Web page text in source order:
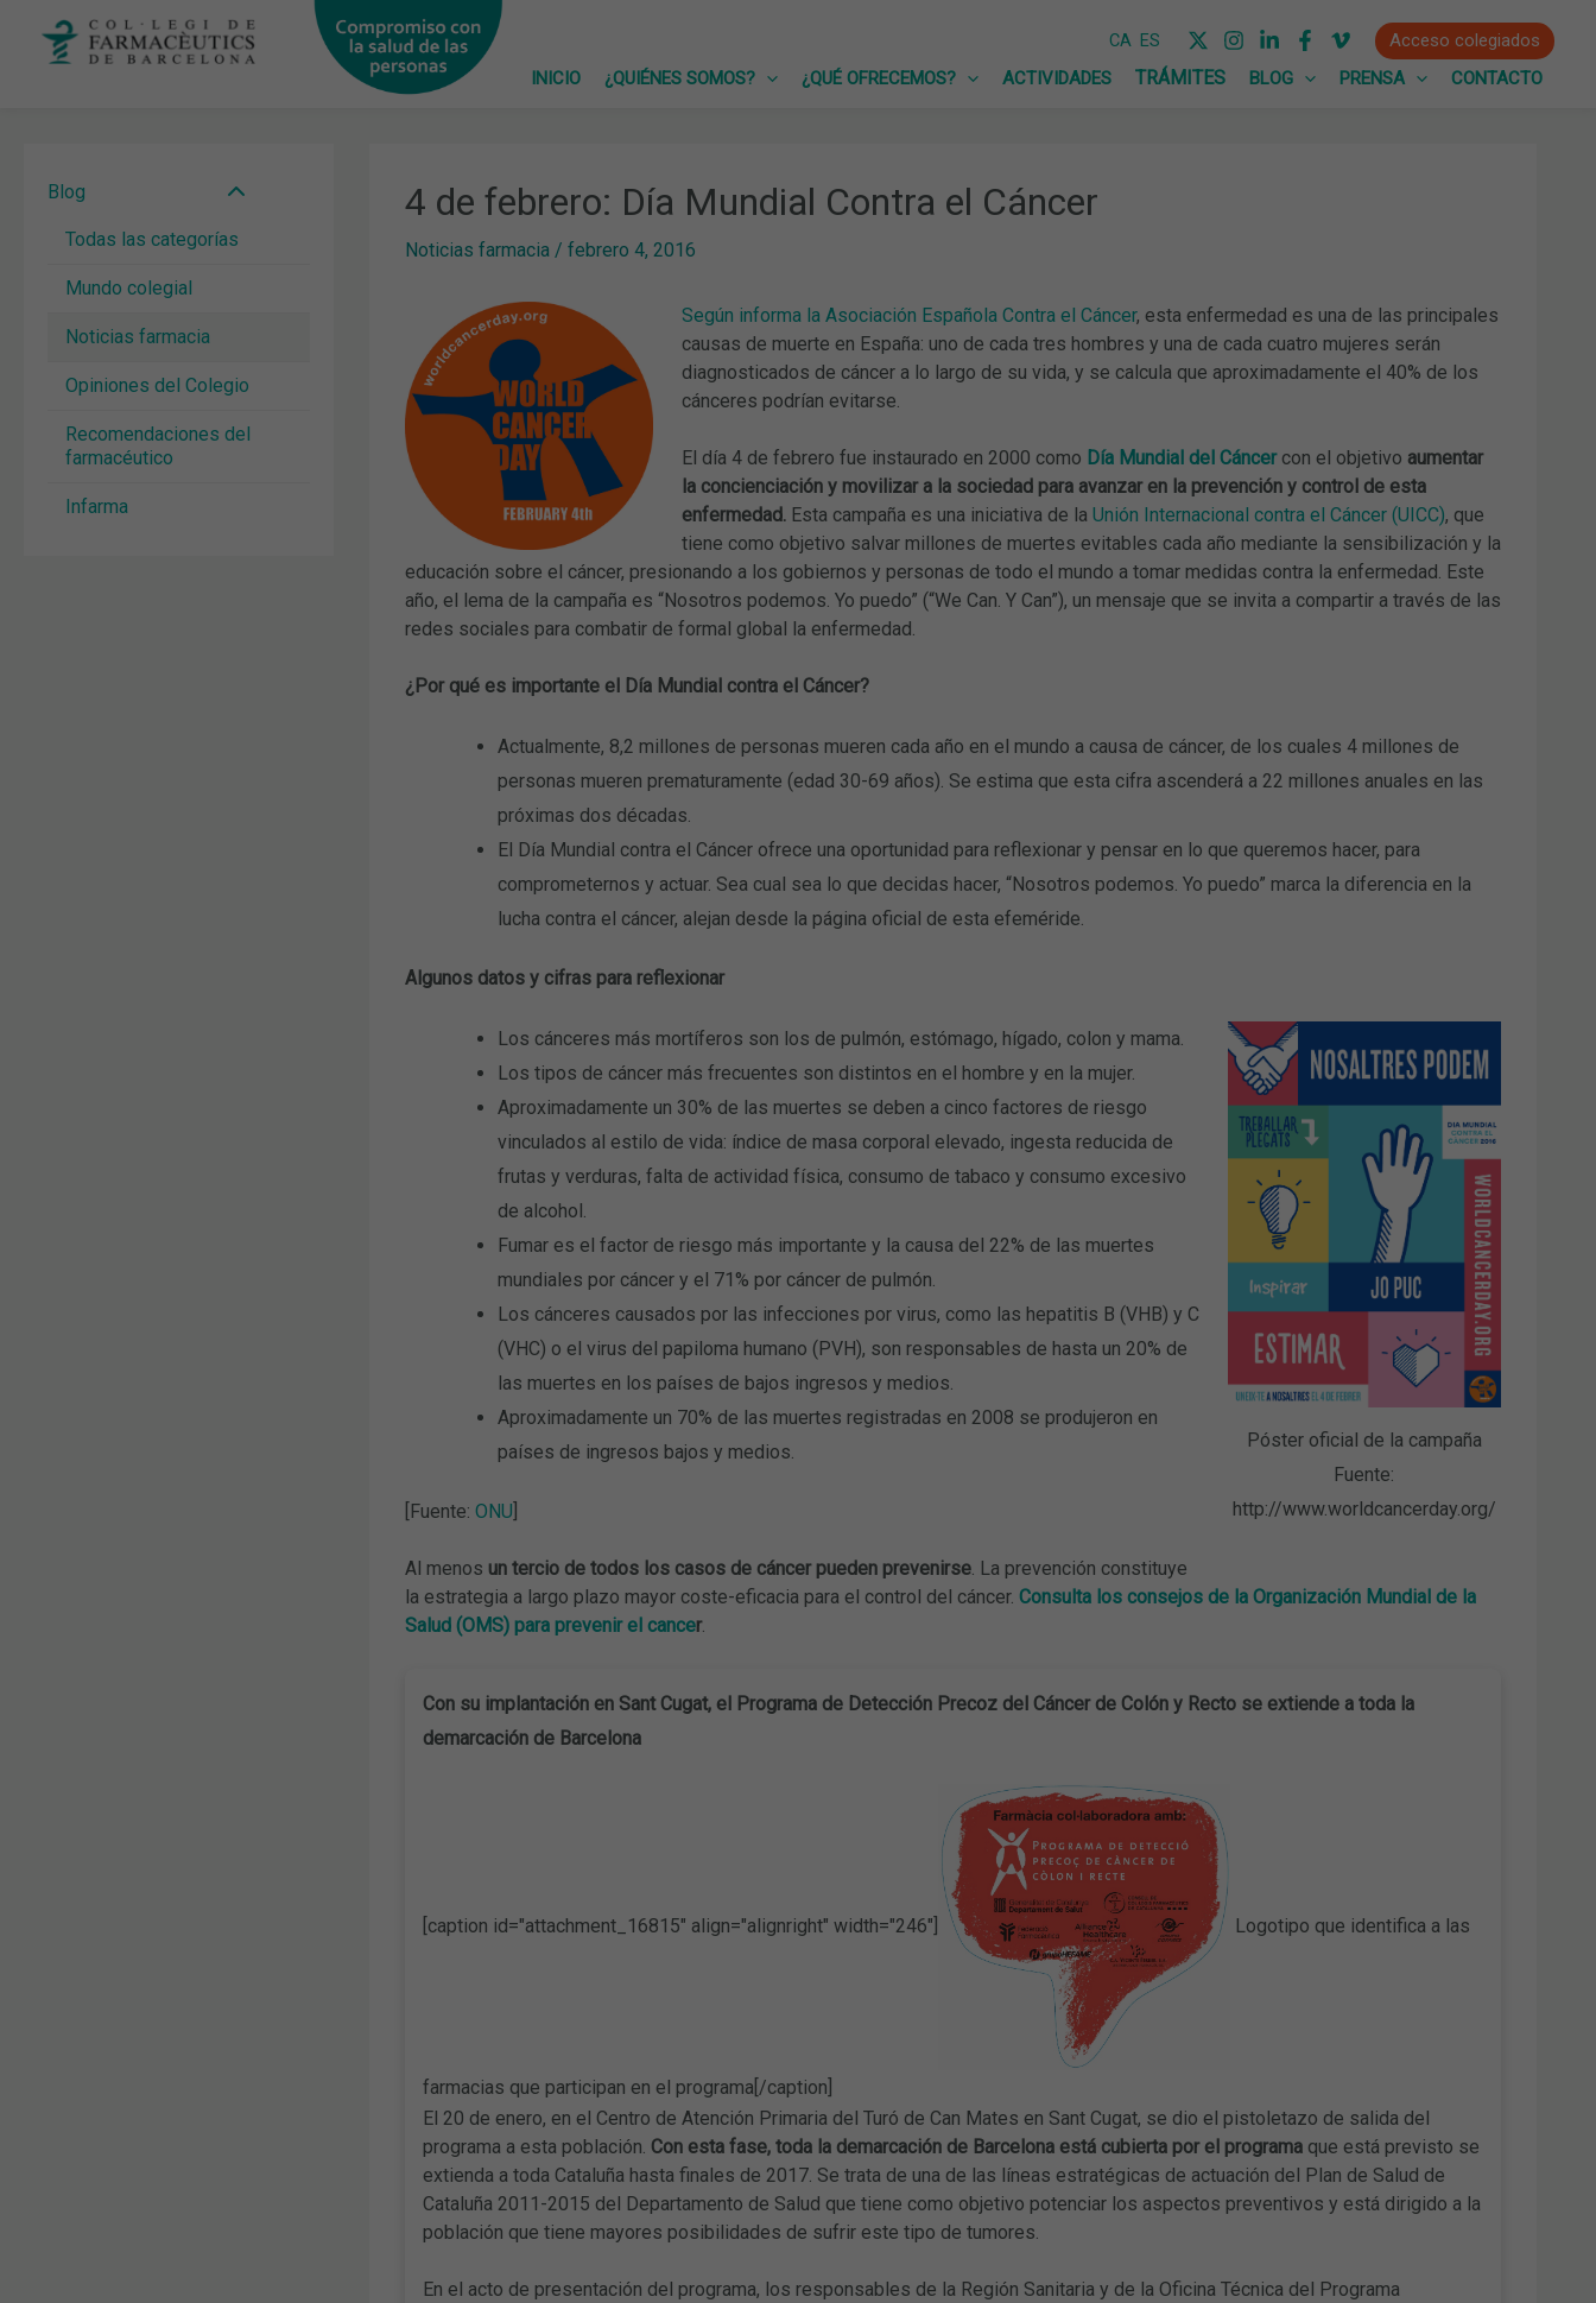
CA ES
Acceso colegiados
INICIO
¿QUIÉNES SOMOS? ¿QUÉ OFRECEMOS? ACTIVIDADES BLOG PRENSA CONTACTO
Blog
Todas las categorías
Mundo colegial
Noticias farmacia
Opiniones del Colegio
Recomendaciones del
farmacéutico
Infarma
4 de febrero: Día Mundial Contra el Cáncer
Noticias farmacia/ febrero 4, 2016
Según informa la Asociación Española Contra el Cáncer, esta enfermedad es una de las principales
causas de muerte en España: uno de cada tres hombres y una de cada cuatro mujeres serán
diagnosticados de cáncer a lo largo de su vida, y se calcula que aproximadamente el 40% de los
cánceres podrían evitarse.
El día 4 de febrero fue instaurado en 2000 como Día Mundial del Cáncer con el objetivo aumentar
la concienciación y movilizar a la sociedad para avanzar en la prevención y control de esta
enfermedad. Esta campaña es una iniciativa de la Unión Internacional contra el Cáncer (UICC), que
tiene como objetivo salvar millones de muertes evitables cada año mediante la sensibilización y la
educación sobre el cáncer, presionando a los gobiernos y personas de todo el mundo a tomar medidas contra la enfermedad. Este
año, el lema de la campaña es “Nosotros podemos. Yo puedo” (“We Can. Y Can”), un mensaje que se invita a compartir a través de las
redes sociales para combatir de formal global la enfermedad.
¿Por qué es importante el Día Mundial contra el Cáncer?
Actualmente, 8,2 millones de personas mueren cada año en el mundo a causa de cáncer, de los cuales 4 millones de
personas mueren prematuramente (edad 30-69 años). Se estima que esta cifra ascenderá a 22 millones anuales en las
próximas dos décadas.
El Día Mundial contra el Cáncer ofrece una oportunidad para reflexionar y pensar en lo que queremos hacer, para
comprometernos y actuar. Sea cual sea lo que decidas hacer, “Nosotros podemos. Yo puedo” marca la diferencia en la
lucha contra el cáncer, alejan desde la página oficial de esta efeméride.
Algunos datos y cifras para reflexionar
Póster oficial de la campaña
Fuente:
http://www.worldcancerday.org/
Los cánceres más mortíferos son los de pulmón, estómago, hígado, colon y mama.
Los tipos de cáncer más frecuentes son distintos en el hombre y en la mujer.
Aproximadamente un 30% de las muertes se deben a cinco factores de riesgo
vinculados al estilo de vida: índice de masa corporal elevado, ingesta reducida de
frutas y verduras, falta de actividad física, consumo de tabaco y consumo excesivo
de alcohol.
Fumar es el factor de riesgo más importante y la causa del 22% de las muertes
mundiales por cáncer y el 71% por cáncer de pulmón.
Los cánceres causados por las infecciones por virus, como las hepatitis B (VHB) y C
(VHC) o el virus del papiloma humano (PVH), son responsables de hasta un 20% de
las muertes en los países de bajos ingresos y medios.
Aproximadamente un 70% de las muertes registradas en 2008 se produjeron en
países de ingresos bajos y medios.
[Fuente: ONU
Al menos un tercio de todos los casos de cáncer pueden prevenirse. La prevención constituye
la estrategia a largo plazo mayor coste-eficacia para el control del cáncer. Consulta los consejos de la Organización Mundial de la
Salud (OMS) para prevenir el cancer.
Con su implantación en Sant Cugat, el Programa de Detección Precoz del Cáncer de Colón y Recto se extiende a toda la
demarcación de Barcelona
[caption id="attachment_16815" align="alignright" width="246"] Logotipo que identifica a las
farmacias que participan en el programa[/caption]
El 20 de enero, en el Centro de Atención Primaria del Turó de Can Mates en Sant Cugat, se dio el pistoletazo de salida del
programa a esta población. Con esta fase, toda la demarcación de Barcelona está cubierta por el programaque está previsto se
extienda a toda Cataluña hasta finales de 2017. Se trata de una de las líneas estratégicas de actuación del Plan de Salud de
Cataluña 2011-2015 del Departamento de Salud que tiene como objetivo potenciar los aspectos preventivos y está dirigido a la
población que tiene mayores posibilidades de sufrir este tipo de tumores.
En el acto de presentación del programa, los responsables de la Región Sanitaria y de la Oficina Técnica del Programa